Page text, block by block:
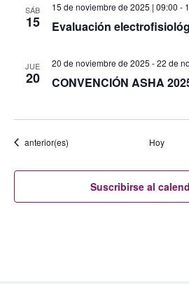
SÁB
15 Evaluación
15 de noviembre de 2025 | 09:00 -
JUE
20 CONVENCIÓN ASHA
20 de noviembre de 2025 -22 de
Eventos
anterior(es) Hoy
Suscribirse al